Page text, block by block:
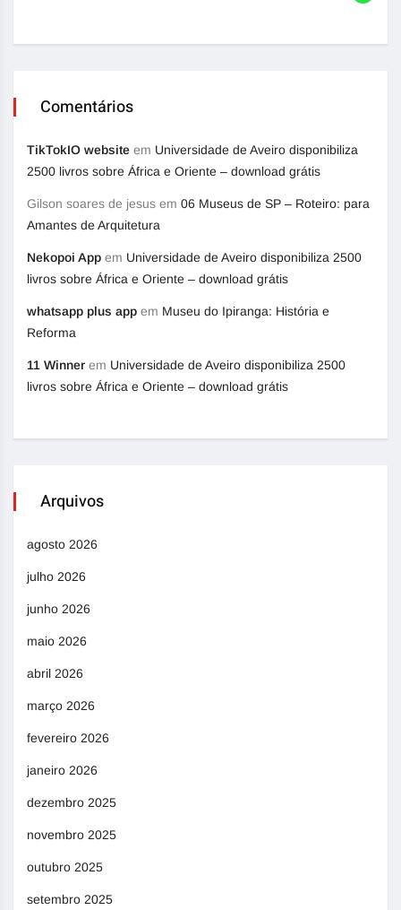
Comentários
TikTokIO website em Universidade de Aveiro disponibiliza
2500 livros sobre África e Oriente – download grátis
Gilson soares de jesus em 06 Museus de SP – Roteiro: para
Amantes de Arquitetura
Nekopoi App em Universidade de Aveiro disponibiliza 2500
livros sobre África e Oriente – download grátis
whatsapp plus app em Museu do Ipiranga: História e
Reforma
11 Winner em Universidade de Aveiro disponibiliza 2500
livros sobre África e Oriente – download grátis
Arquivos
agosto 2026
julho 2026
junho 2026
maio 2026
abril 2026
março 2026
fevereiro 2026
janeiro 2026
dezembro 2025
novembro 2025
outubro 2025
setembro 2025